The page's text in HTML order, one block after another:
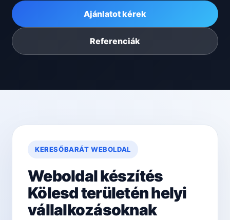
Ajánlatot kérek
Referenciák
KERESŐBARÁT WEBOLDAL
Weboldal készítés
Kölesd területén helyi
vállalkozásoknak